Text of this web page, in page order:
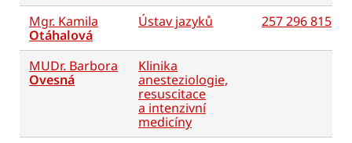
Mgr. Kamila
Otáhalová
Ústav jazyků 257 296 815
MUDr. Barbora
Ovesná
Klinika
anesteziologie,
resuscitace
a intenzivní
medicíny